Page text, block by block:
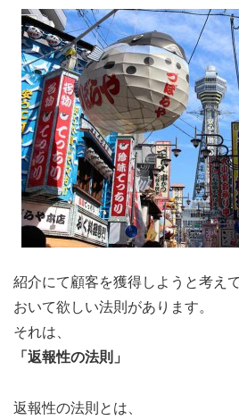
紹介にて顧客を獲得しようと考え
おいて欲しい法則があります。
それは、
「返報性の法則」
返報性の法則とは、